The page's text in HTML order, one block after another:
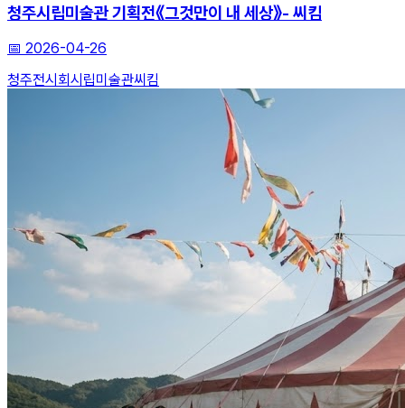
청주시립미술관 기획전《그것만이 내 세상》- 씨킴
📅 2026-04-26
청주전시회 시립미술관씨킴